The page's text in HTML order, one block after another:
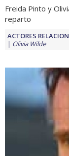
Freida Pinto y
reparto
ACTORES
Olivia Wilde